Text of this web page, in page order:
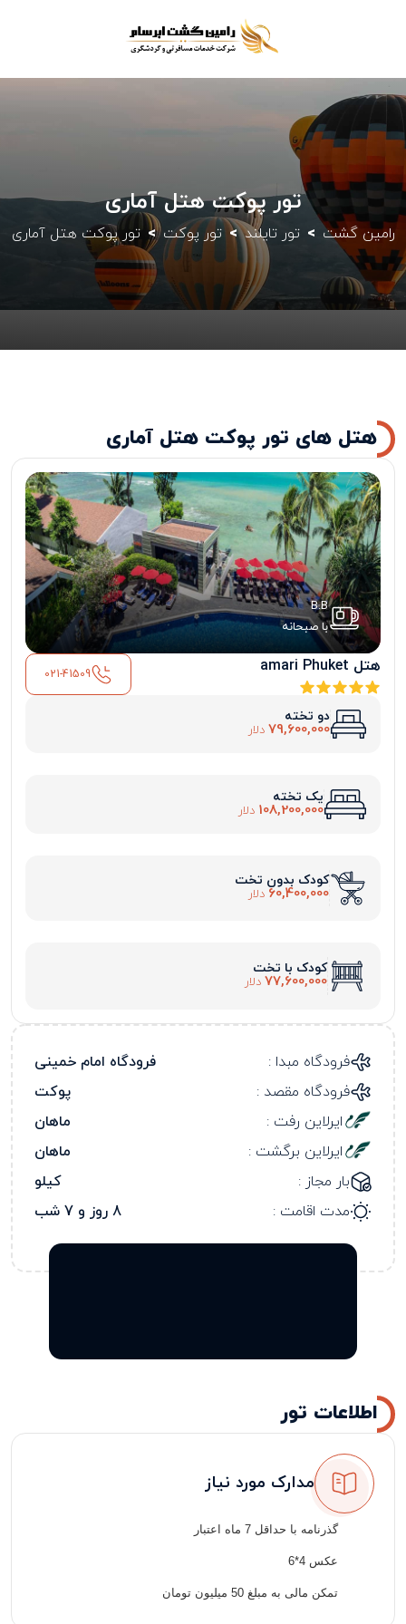
تور پوکت هتل آماری
رامین گشت تور تایلند تور پوکت تور پوکت هتل آماری
هتل های تور پوکت هتل آماری
B.B
با صبحانه
هتل amari Phuket 021-41509
دو تخته
79,600,000 دلار
یک تخته
108,200,000 دلار
کودک بدون تخت
60,400,000 دلار
کودک با تخت
77,600,000 دلار
فرودگاه مبدا :
فرودگاه امام خمینی
فرودگاه مقصد :
پوکت
ایرلاین رفت :
ماهان
ایرلاین برگشت :
ماهان
بار مجاز :
کیلو
مدت اقامت :
8 روز و 7 شب
اطلاعات تور
مدارک مورد نیاز
گذرنامه با حداقل 7 ماه اعتبار
عکس 4*6
تمکن مالی به مبلغ 50 میلیون تومان